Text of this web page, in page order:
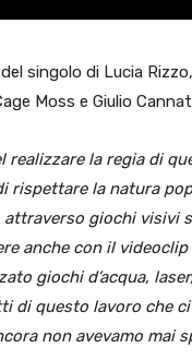
singolo di Lucia
Moss e Giulio
realizzare la regia di
rispettare la natura
giochi visivi
anche con il
giochi d’acqua,
di questo lavoro che
non avevamo mai